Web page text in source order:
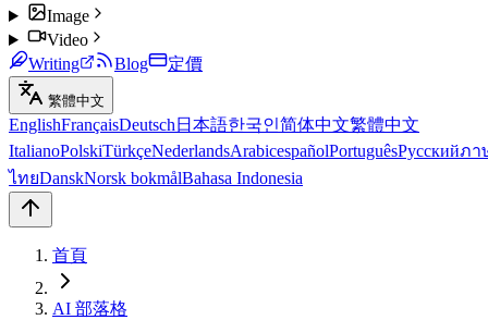
Image
Video
Writing
Blog 定價
繁體中文
EnglishFrançaisDeutsch 日本語한국인简体中文繁體中文
ItalianoPolskiTürkçeNederlandsArabicespañolPortuguêsРусскийภา
ไทยDanskNorsk bokmålBahasa Indonesia
首頁
AI 部落格